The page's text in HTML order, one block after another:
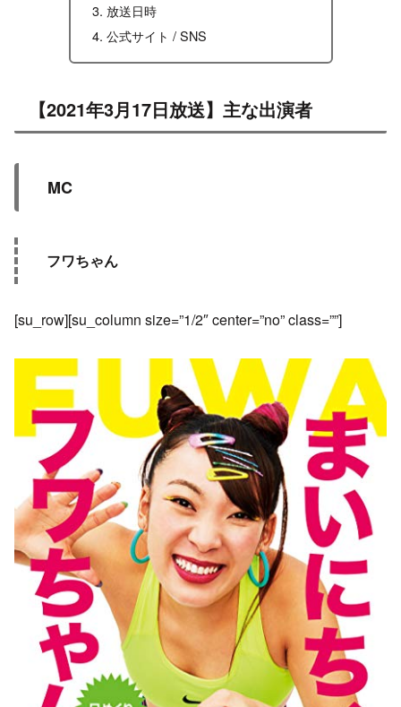
放送日時
公式サイト / SNS
【2021年3月17日放送】主な出演者
MC
フワちゃん
[su_row][su_column size=”1/2″ center=”no” class=””]